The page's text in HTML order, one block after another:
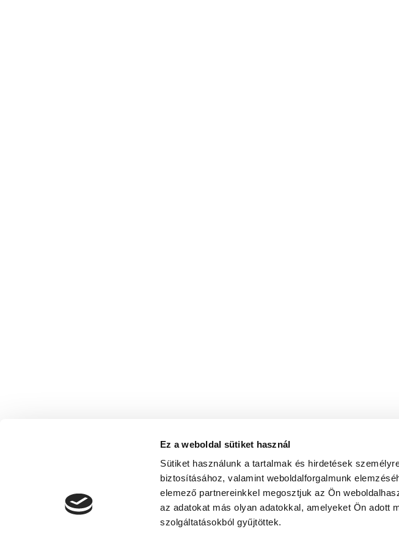
Ez a weboldal sütiket használ
Sütiket használunk a tartalmak és hirdetések
biztosításához, valamint weboldalforgalmunk
elemező partnereinkkel megosztjuk az Ön
az adatokat más olyan adatokkal, amelyeket Ön adott
szolgáltatásokból gyűjtöttek.